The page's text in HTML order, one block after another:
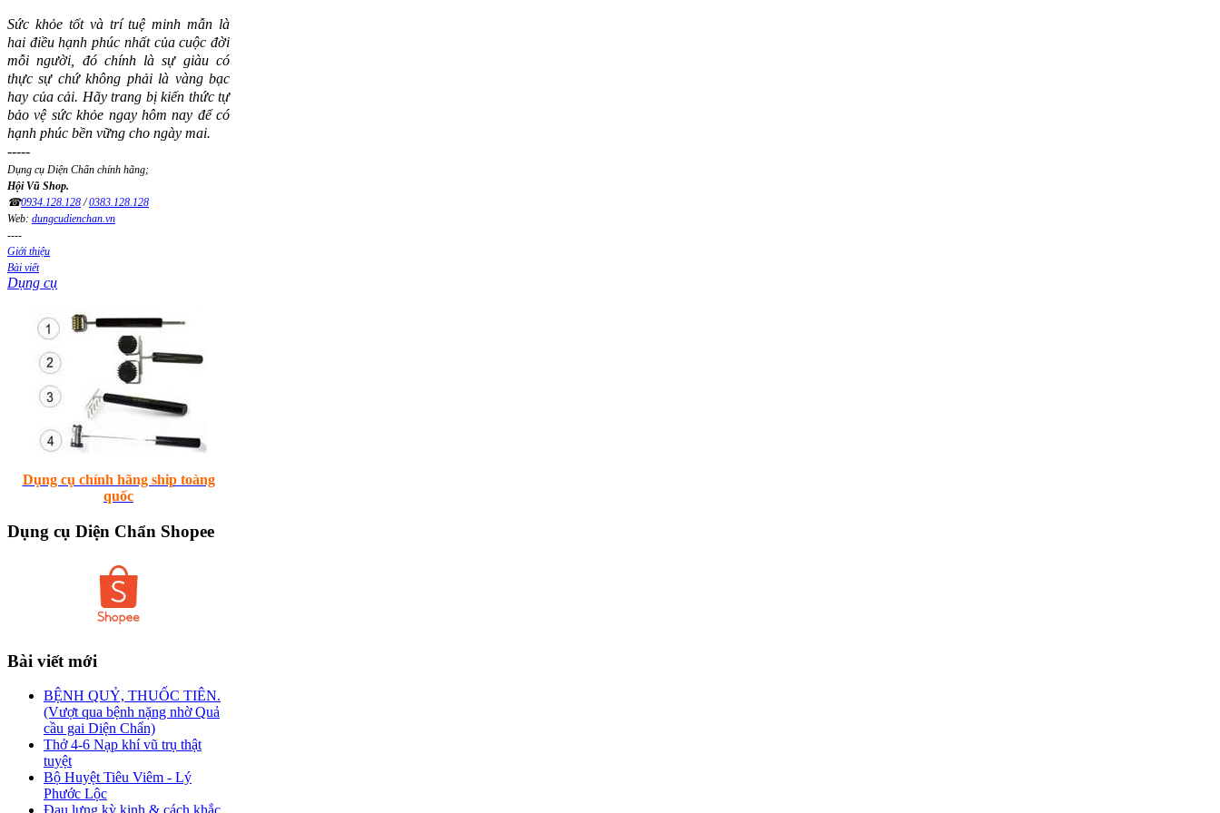
Sức khỏe tốt và trí tuệ minh mẫn là
hai điều hạnh phúc nhất của cuộc đời
mỗi người, đó chính là sự giàu có
thực sự chứ không phải là vàng bạc
hay của cải. Hãy trang bị kiến thức tự
bảo vệ sức khỏe ngay hôm nay để có
hạnh phúc bền vững cho ngày mai.
-----
Dụng cụ Diện Chẩn chính hãng;
Hội Vũ Shop.
☎0934.128.128/0383.128.128
Web: dungcudienchan.vn
----
Giới thiệu
Bài viết
Dụng cụ
Dụng cụ chính hãng ship toàng
quốc
Dụng cụ Diện Chẩn Shopee
Bài viết mới
BỆNH QUỶ, THUỐC TIÊN.
(Vượt qua bệnh nặng nhờ Quả
cầu gai Diện Chẩn)
Thở 4-6 Nạp khí vũ trụ thật
tuyệt
Bộ Huyệt Tiêu Viêm - Lý
Phước Lộc